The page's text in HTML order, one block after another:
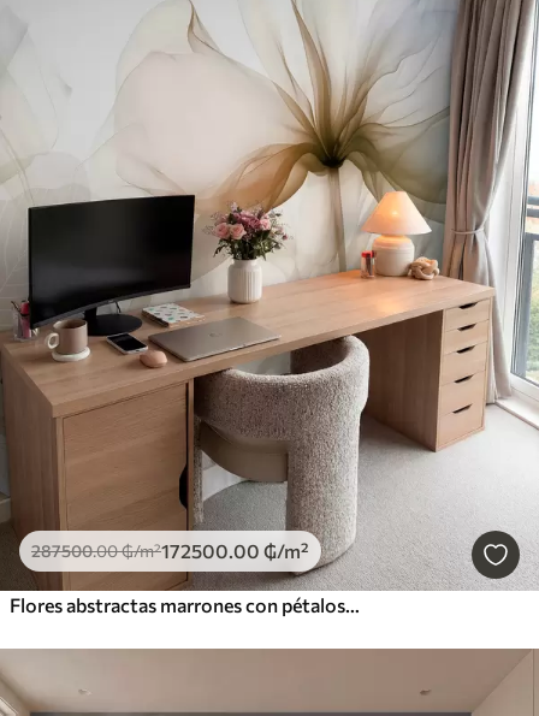
287500.00₲/m²172500.00 ₲/m²
Flores abstractas marrones con pétalos suaves y translúcidos y delicados detalles, sobre fondo blanco